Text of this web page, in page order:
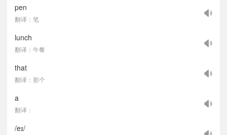
pen
翻译：笔
lunch
翻译：午餐
that
翻译：那个
a
翻译：
/eɪ/